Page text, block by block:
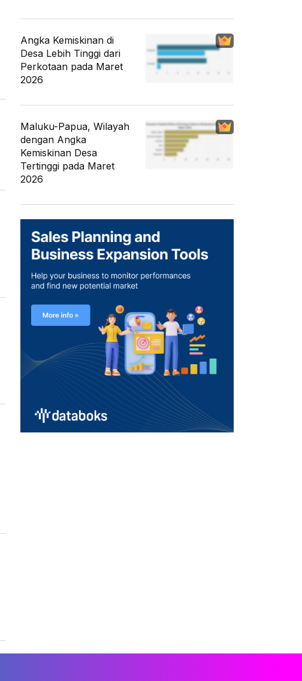
Angka Kemiskinan di
Desa Lebih Tinggi dari
Perkotaan pada Maret
2026
Maluku-Papua, Wilayah
dengan Angka
Kemiskinan Desa
Tertinggi pada Maret
2026